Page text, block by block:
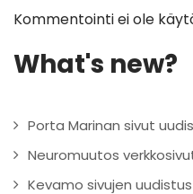
Kommentointi ei ole
What's new?
Porta Marinan sivut
Neuromuutos
Kevamo sivujen uudistus